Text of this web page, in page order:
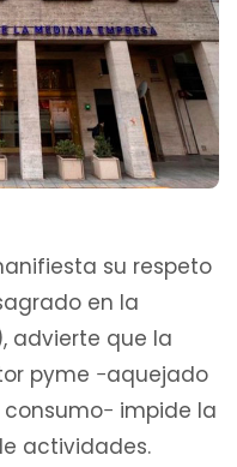
su respeto
en la
advierte que la
pyme −aquejado
impide la
actividades.